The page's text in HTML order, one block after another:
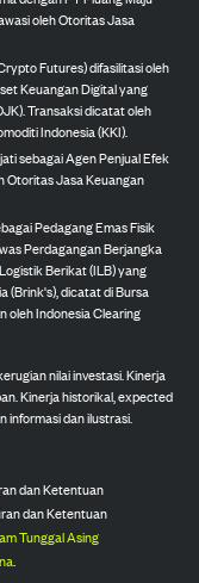
oleh Otoritas Jasa
Futures) difasilitasi oleh
Keuangan Digital yang
Transaksi dicatat oleh
Indonesia (KKI).
sebagai Agen Penjual Efek
Otoritas Jasa Keuangan
Pedagang Emas Fisik
Perdagangan Berjangka
Berikat (ILB) yang
(Brink's), dicatat di Bursa
oleh Indonesia Clearing
nilai investasi. Kinerja
Kinerja historikal, expected
informasi dan ilustrasi.
dan Ketentuan
dan Ketentuan
Tunggal Asing
.